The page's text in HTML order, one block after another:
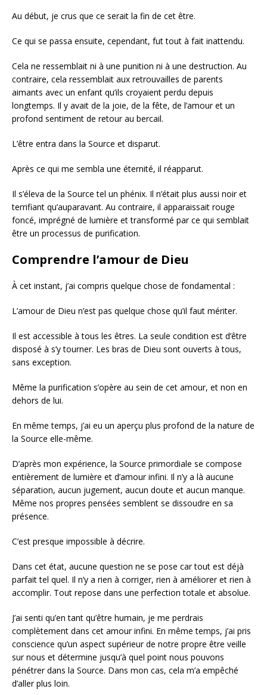
Au début, je crus que ce serait la fin de cet être.
Ce qui se passa ensuite, cependant, fut tout à fait inattendu.
Cela ne ressemblait ni à une punition ni à une destruction. Au
contraire, cela ressemblait aux retrouvailles de parents
aimants avec un enfant qu’ils croyaient perdu depuis
longtemps. Il y avait de la joie, de la fête, de l’amour et un
profond sentiment de retour au bercail.
L’être entra dans la Source et disparut.
Après ce qui me sembla une éternité, il réapparut.
Il s’éleva de la Source tel un phénix. Il n’était plus aussi noir et
terrifiant qu’auparavant. Au contraire, il apparaissait rouge
foncé, imprégné de lumière et transformé par ce qui semblait
être un processus de purification.
Comprendre l’amour de Dieu
À cet instant, j’ai compris quelque chose de fondamental :
L’amour de Dieu n’est pas quelque chose qu’il faut mériter.
Il est accessible à tous les êtres. La seule condition est d’être
disposé à s’y tourner. Les bras de Dieu sont ouverts à tous,
sans exception.
Même la purification s’opère au sein de cet amour, et non en
dehors de lui.
En même temps, j’ai eu un aperçu plus profond de la nature de
la Source elle-même.
D’après mon expérience, la Source primordiale se compose
entièrement de lumière et d’amour infini. Il n’y a là aucune
séparation, aucun jugement, aucun doute et aucun manque.
Même nos propres pensées semblent se dissoudre en sa
présence.
C’est presque impossible à décrire.
Dans cet état, aucune question ne se pose car tout est déjà
parfait tel quel. Il n’y a rien à corriger, rien à améliorer et rien à
accomplir. Tout repose dans une perfection totale et absolue.
J’ai senti qu’en tant qu’être humain, je me perdrais
complètement dans cet amour infini. En même temps, j’ai pris
conscience qu’un aspect supérieur de notre propre être veille
sur nous et détermine jusqu’à quel point nous pouvons
pénétrer dans la Source. Dans mon cas, cela m’a empêché
d’aller plus loin.